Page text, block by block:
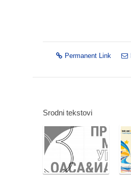
Permanent Link
Srodni tekstovi